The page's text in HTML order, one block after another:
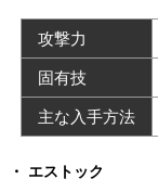
攻撃力
固有技
主な入手方法
エストック